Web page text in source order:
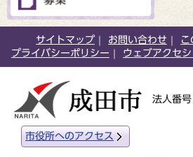
サイトマップ お問い合わせ
こ
プライバシーポリシー
ウェブアクセ
法人番
市役所へのアクセス